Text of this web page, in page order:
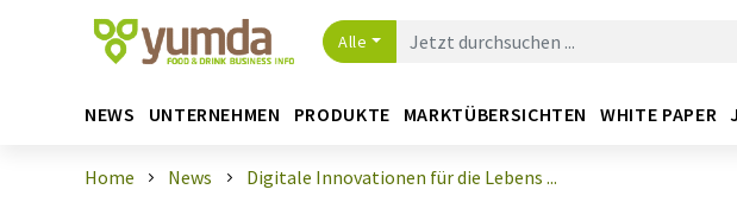
Alle
NEWS UNTERNEHMEN PRODUKTE MARKTÜBERSICHTEN WHITE PAPER
Home News Digitale Innovationen für die Lebens ...